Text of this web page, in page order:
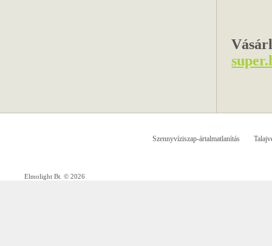
Szennyvíziszap-ártalmatlanítás
Elmolight Bt. © 2026